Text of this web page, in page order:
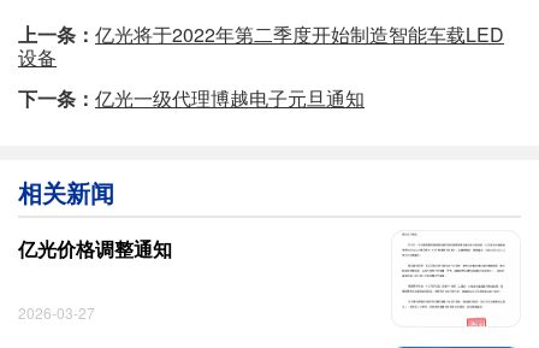
上一条： 亿光将于2022年第二季度开始制造智能车载LED
设备
下一条： 亿光一级代理博越电子元旦通知
相关新闻
亿光价格调整通知
2026-03-27